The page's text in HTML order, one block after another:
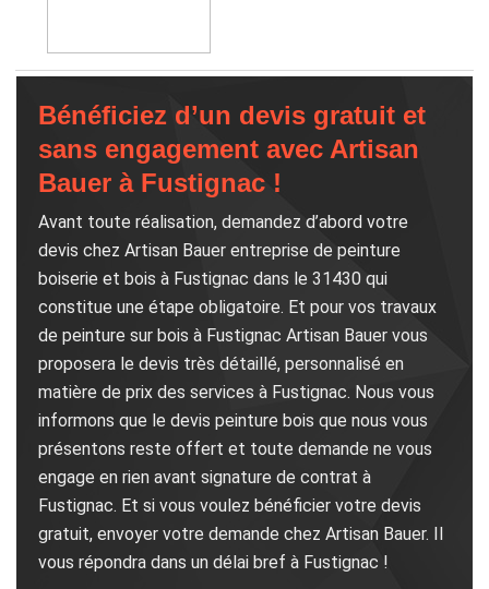
Bénéficiez d’un devis gratuit et
sans engagement avec Artisan
Bauer à Fustignac !
Avant toute réalisation, demandez d’abord votre
devis chez Artisan Bauer entreprise de peinture
boiserie et bois à Fustignac dans le 31430 qui
constitue une étape obligatoire. Et pour vos travaux
de peinture sur bois à Fustignac Artisan Bauer vous
proposera le devis très détaillé, personnalisé en
matière de prix des services à Fustignac. Nous vous
informons que le devis peinture bois que nous vous
présentons reste offert et toute demande ne vous
engage en rien avant signature de contrat à
Fustignac. Et si vous voulez bénéficier votre devis
gratuit, envoyer votre demande chez Artisan Bauer. Il
vous répondra dans un délai bref à Fustignac !